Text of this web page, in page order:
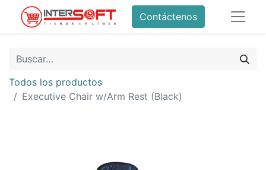
Contáctenos
Todos los productos
Executive Chair w/Arm Rest (Black)